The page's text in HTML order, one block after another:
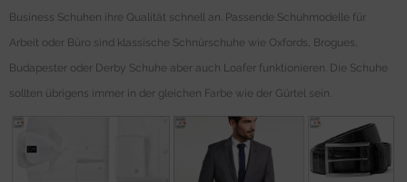
Business Schuhen ihre Qualität schnell an. Passende Schuhmodelle für
Arbeit oder Büro sind klassische Schnürschuhe wie Oxfords, Brogues,
Budapester oder Derby Schuhe aber auch Loafer funktionieren. Die Schuhe
sollten übrigens immer in der gleichen Farbe wie der Gürtel sein.